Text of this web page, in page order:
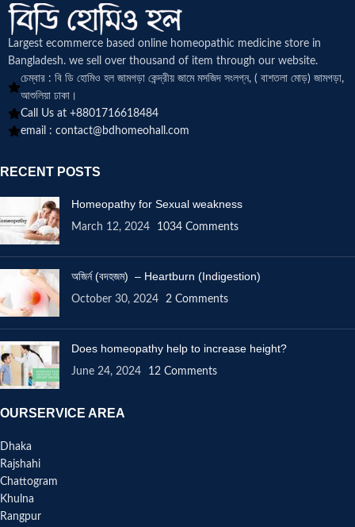
Largest ecommerce based online homeopathic medicine store in
Bangladesh. we sell over thousand of item through our website.
চেম্বার : বি ডি হোমিও হল জামগড়া কেন্দ্রীয় জামে মসজিদ সংলগ্ন, ( বাশতলা মোড়) জামগড়া,
আশুলিয়া ঢাকা।
Call Us at +8801716618484
email : contact@bdhomeohall.com
RECENT POSTS
Homeopathy for Sexual weakness
March 12, 2024 1034 Comments
অজির্ন (বদহজম) – Heartburn (Indigestion)
October 30, 2024 2 Comments
Does homeopathy help to increase height?
June 24, 2024 12 Comments
OURSERVICE AREA
Dhaka
Rajshahi
Chattogram
Khulna
Rangpur